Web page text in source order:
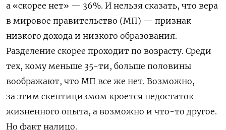
а «скорее нет» — 36%. И нельзя сказать, что вера
в мировое правительство (МП) — признак
низкого дохода и низкого образования.
Разделение скорее проходит по возрасту. Среди
тех, кому меньше 35-ти, больше половины
воображают, что МП все же нет. Возможно,
за этим скептицизмом кроется недостаток
жизненного опыта, а возможно и что-то другое.
Но факт налицо.